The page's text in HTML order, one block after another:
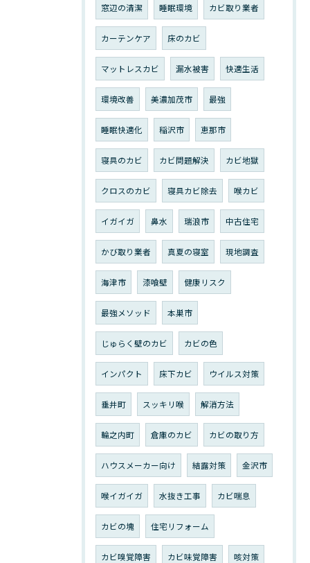
窓辺の清潔 睡眠環境 カビ取り業者
カーテンケア 床のカビ
マットレスカビ 漏水被害 快適生活
環境改善 美濃加茂市 最強
睡眠快適化 稲沢市 恵那市
寝具のカビ カビ問題解決 カビ地獄
クロスのカビ 寝具カビ除去 喉カビ
イガイガ 鼻水 瑞浪市 中古住宅
かび取り業者 真夏の寝室 現地調査
海津市 漆喰壁 健康リスク
最強メソッド 本巣市
じゅらく壁のカビ カビの色
インパクト 床下カビ ウイルス対策
垂井町 スッキリ喉 解消方法
輪之内町 倉庫のカビ カビの取り方
ハウスメーカー向け 結露対策 金沢市
喉イガイガ 水抜き工事 カビ喘息
カビの塊 住宅リフォーム
カビ嗅覚障害 カビ味覚障害 咳対策